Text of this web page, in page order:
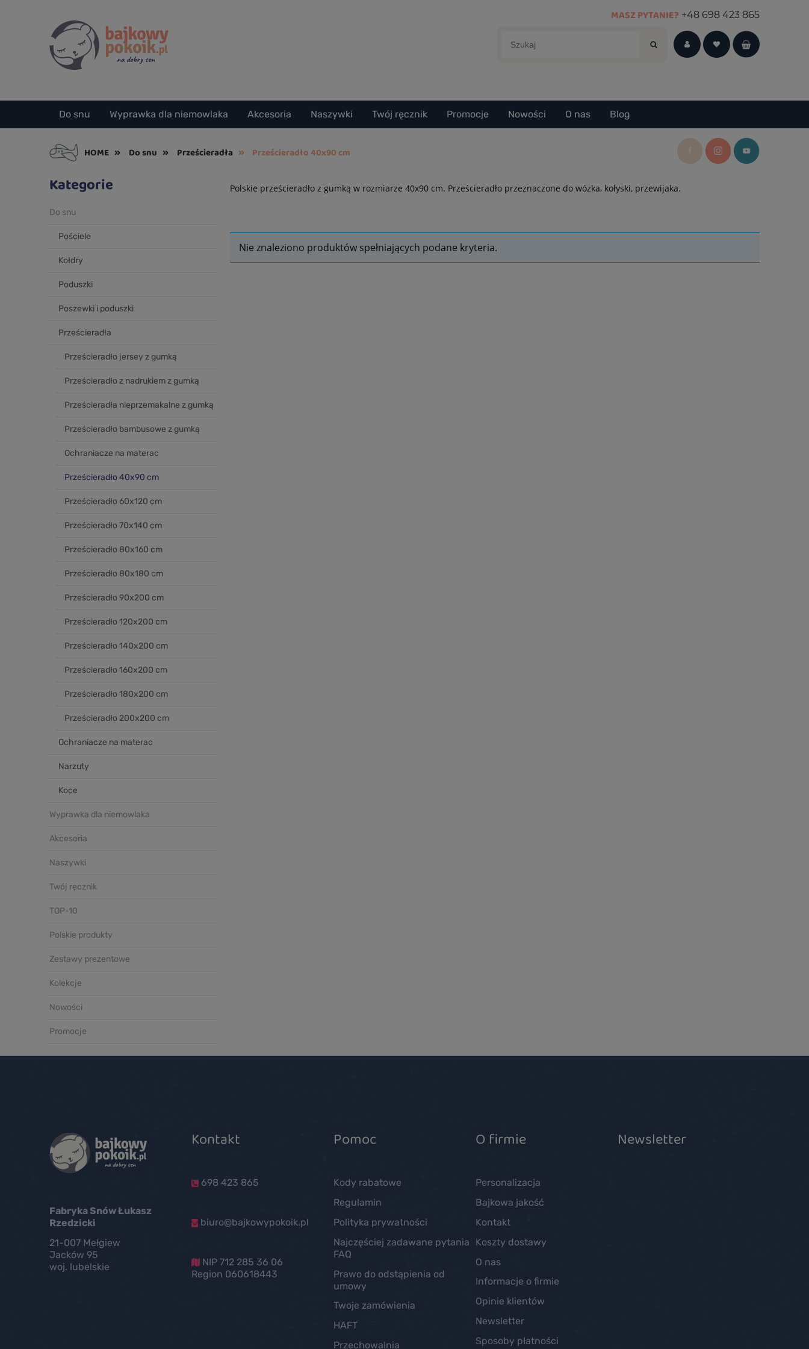
MASZ PYTANIE? +48 698 423 865
Do snu Wyprawka dla niemowlaka Akcesoria Naszywki Twój ręcznik Promocje Nowości O nas Blog
HOME » Do snu » Prześcieradła » Prześcieradło 40x90 cm
Kategorie
Do snu
Pościele
Kołdry
Poduszki
Poszewki i poduszki
Prześcieradła
Prześcieradło jersey z gumką
Prześcieradło z nadrukiem z gumką
Prześcieradła nieprzemakalne z gumką
Prześcieradło bambusowe z gumką
Ochraniacze na materac
Prześcieradło 40x90 cm
Prześcieradło 60x120 cm
Prześcieradło 70x140 cm
Prześcieradło 80x160 cm
Prześcieradło 80x180 cm
Prześcieradło 90x200 cm
Prześcieradło 120x200 cm
Prześcieradło 140x200 cm
Prześcieradło 160x200 cm
Prześcieradło 180x200 cm
Prześcieradło 200x200 cm
Ochraniacze na materac
Narzuty
Koce
Wyprawka dla niemowlaka
Akcesoria
Naszywki
Twój ręcznik
TOP-10
Polskie produkty
Zestawy prezentowe
Kolekcje
Nowości
Promocje
Polskie prześcieradło z gumką w rozmiarze 40x90 cm. Prześcieradło przeznaczone do wózka, kołyski, przewijaka.
Nie znaleziono produktów spełniających podane kryteria.
Fabryka Snów Łukasz
Rzedzicki
21-007 Mełgiew
Jacków 95
woj. lubelskie
Kontakt
698 423 865
biuro@bajkowypokoik.pl
NIP 712 285 36 06
Region 060618443
Pomoc
Kody rabatowe
Regulamin
Polityka prywatności
Najczęściej zadawane pytania
FAQ
Prawo do odstąpienia od
umowy
Twoje zamówienia
HAFT
Przechowalnia
O firmie
Personalizacja
Bajkowa jakość
Kontakt
Koszty dostawy
O nas
Informacje o firmie
Opinie klientów
Newsletter
Sposoby płatności
Newsletter